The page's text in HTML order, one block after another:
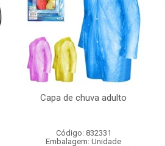
Capa de chuva adulto
Código: 832331
Embalagem: Unidade